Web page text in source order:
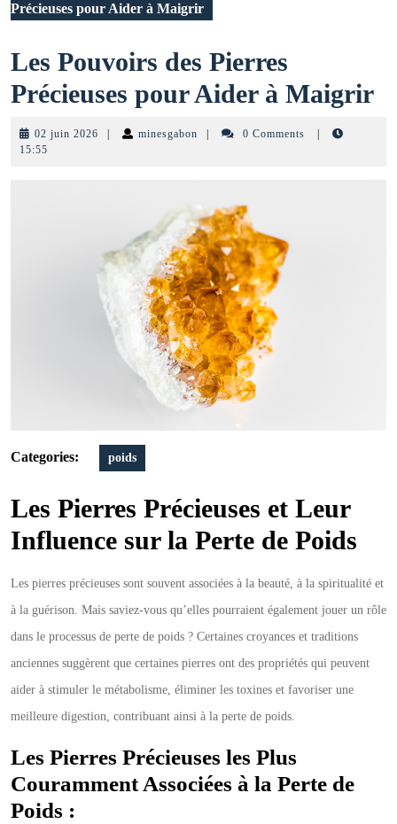
Précieuses pour Aider à Maigrir
Les Pouvoirs des Pierres
Précieuses pour Aider à Maigrir
02 juin 2026 02
minesgabon minesgabon0 Comments
15:55
Categories: poids
Les Pierres Précieuses et Leur
Influence sur la Perte de Poids
Les pierres précieuses sont souvent associées à la beauté, à la spiritualité et
à la guérison. Mais saviez-vous qu’elles pourraient également jouer un rôle
dans le processus de perte de poids ? Certaines croyances et traditions
anciennes suggèrent que certaines pierres ont des propriétés qui peuvent
aider à stimuler le métabolisme, éliminer les toxines et favoriser une
meilleure digestion, contribuant ainsi à la perte de poids.
Les Pierres Précieuses les Plus
Couramment Associées à la Perte de
Poids :